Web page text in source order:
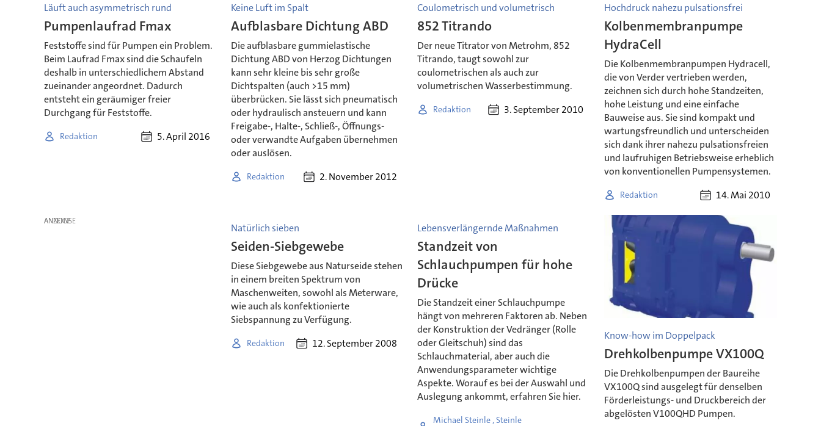
Läuft auch asymmetrisch rund
Pumpenlaufrad Fmax
Feststoffe sind für Pumpen ein Problem.
Beim Laufrad Fmax sind die Schaufeln
deshalb in unterschiedlichem Abstand
zueinander angeordnet. Dadurch
entsteht ein geräumiger freier
Durchgang für Feststoffe.
Redaktion 5. April 2016
Keine Luft im Spalt
Aufblasbare Dichtung ABD
Die aufblasbare gummielastische
Dichtung ABD von Herzog Dichtungen
kann sehr kleine bis sehr große
Dichtspalten (auch >15 mm)
überbrücken. Sie lässt sich pneumatisch
oder hydraulisch ansteuern und kann
Freigabe-, Halte-, Schließ-, Öffnungs-
oder verwandte Aufgaben übernehmen
oder auslösen.
Redaktion 2. November 2012
Coulometrisch und volumetrisch
852 Titrando
Der neue Titrator von Metrohm, 852
Titrando, taugt sowohl zur
coulometrischen als auch zur
volumetrischen Wasserbestimmung.
Redaktion 3. September 2010
Hochdruck nahezu pulsationsfrei
Kolbenmembranpumpe
HydraCell
Die Kolbenmembranpumpen Hydracell,
die von Verder vertrieben werden,
zeichnen sich durch hohe Standzeiten,
hohe Leistung und eine einfache
Bauweise aus. Sie sind kompakt und
wartungsfreundlich und unterscheiden
sich dank ihrer nahezu pulsationsfreien
und laufruhigen Betriebsweise erheblich
von konventionellen Pumpensystemen.
Redaktion 14. Mai 2010
ANZEIGE
Natürlich sieben
Seiden-Siebgewebe
Diese Siebgewebe aus Naturseide stehen
in einem breiten Spektrum von
Maschenweiten, sowohl als Meterware,
wie auch als konfektionierte
Siebspannung zu Verfügung.
Redaktion 12. September 2008
Lebensverlängernde Maßnahmen
Standzeit von
Schlauchpumpen für hohe
Drücke
Die Standzeit einer Schlauchpumpe
hängt von mehreren Faktoren ab. Neben
der Konstruktion der Vedränger (Rolle
oder Gleitschuh) sind das
Schlauchmaterial, aber auch die
Anwendungsparameter wichtige
Aspekte. Worauf es bei der Auswahl und
Auslegung ankommt, erfahren Sie hier.
Michael Steinle , Steinle
Know-how im Doppelpack
Drehkolbenpumpe VX100Q
Die Drehkolbenpumpen der Baureihe
VX100Q sind ausgelegt für denselben
Förderleistungs- und Druckbereich der
abgelösten V100QHD Pumpen.